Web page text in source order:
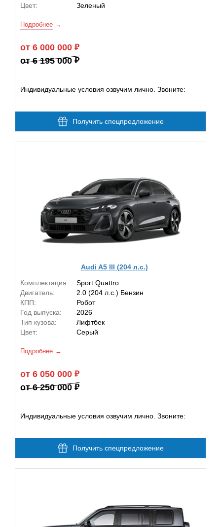
Цвет:
Зеленый
Подробнее
от 6 000 000
от 6 195 000
Индивидуальные условия озвучим лично. Звоните:
Получить спецпредложение
Audi A5 III (204 л.с.)
Комплектация:
Sport Quattro
Двигатель:
2.0 (204 л.с.) Бензин
КПП:
Робот
Год выпуска:
2026
Тип кузова:
Лифтбек
Цвет:
Серый
Подробнее
от 6 050 000
от 6 250 000
Индивидуальные условия озвучим лично. Звоните:
Получить спецпредложение